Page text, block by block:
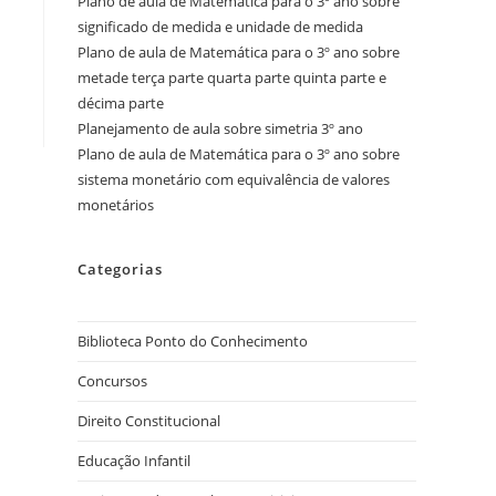
significado de medida e unidade de medida
Plano de aula de Matemática para o 3º ano sobre
metade terça parte quarta parte quinta parte e
décima parte
Planejamento de aula sobre simetria 3º ano
Plano de aula de Matemática para o 3º ano sobre
sistema monetário com equivalência de valores
monetários
Categorias
Biblioteca Ponto do Conhecimento
Concursos
Direito Constitucional
Educação Infantil